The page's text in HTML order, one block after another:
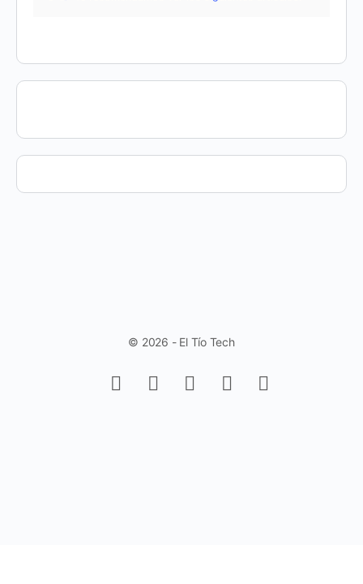
© 2026 - El Tío Tech